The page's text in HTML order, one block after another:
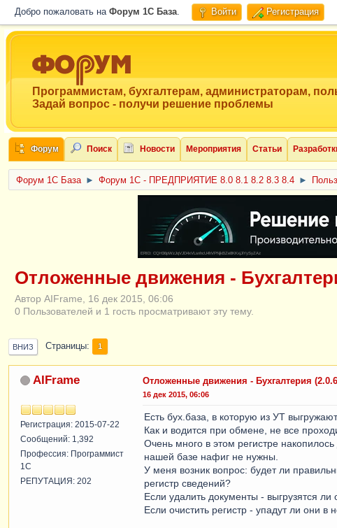
Добро пожаловать на Форум 1C База. Войти Регистрация
Программистам, бухгалтерам, администраторам,
Задай вопрос - получи решение проблемы
Форум Поиск Новости Мероприятия Статьи
Форум 1C База ► Форум 1С - ПРЕДПРИЯТИЕ 8.0 8.1 8.2 8.3 8.4 ►
ERID: CQH36pWzJqVJD4xVLsnhcU4hVPNjkBZe8KKxjJiYySyZAz
Отложенные движения -
Автор AIFrame, 16 дек 2015, 06:06
0 Пользователей и 1 гость просматривают эту тему.
ВНИЗ Страницы 1
AIFrame
Регистрация: 2015-07-22
Сообщений: 1,392
Профессия: Программист
1С
РЕПУТАЦИЯ: 202
Отложенные движения - Бухгалтерия
16 дек 2015, 06:06
Есть бух.база, в которую из УТ
Как и водится при обмене, не все
Очень много в этом регистре
нашей базе нафиг не нужны.
У меня возник вопрос: будет ли
регистр сведений?
Если удалить документы - выгрузятся
Если очистить регистр - упадут ли они